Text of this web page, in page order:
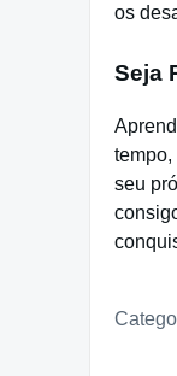
os
Seja
seu